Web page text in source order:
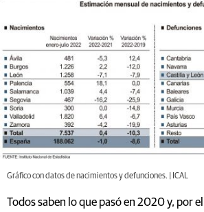
Gráfico con datos de nacimientos y defunciones. | ICAL
Todos saben lo que pasó en 2020 y, por